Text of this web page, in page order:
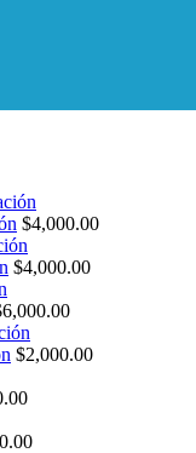
$4,000.00
$4,000.00
6,000.00
$2,000.00